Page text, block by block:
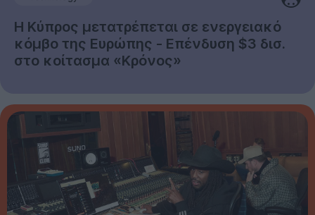
Η Κύπρος μετατρέπεται σε ενεργειακό
κόμβο της Ευρώπης - Επένδυση $3 δισ.
στο κοίτασμα «Κρόνος»